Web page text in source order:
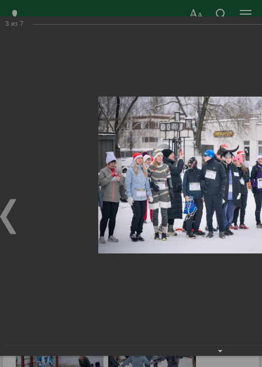
САМОУПРАВЛЕНИЯ
г. Радужный, 1 квартал, д.55
Адрес здания администрации
radugn@avo.ru
Электронная почта
Главная Фотогалерея › Новости
›
На новогодних праздниках
На новогодних праздниках
3 из 7